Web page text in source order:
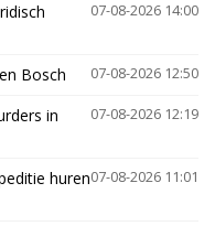
07-08-2026 14:00
07-08-2026 12:50
Bosch
07-08-2026 12:19
in
07-08-2026 11:01
huren